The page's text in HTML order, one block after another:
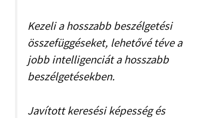
Kezeli a hosszabb beszélgetési
összefüggéseket, lehetővé téve a
jobb intelligenciát a hosszabb
beszélgetésekben.
Javított keresési képesség és